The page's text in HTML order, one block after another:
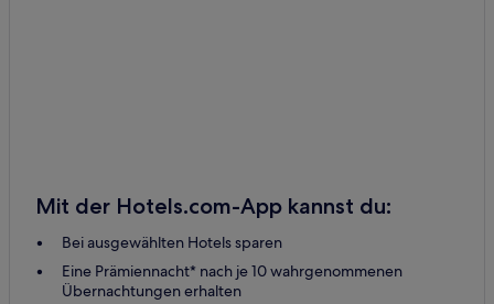
Mit der Hotels.com-App kannst du:
Bei ausgewählten Hotels sparen
Eine Prämiennacht* nach je 10 wahrgenommenen
Übernachtungen erhalten